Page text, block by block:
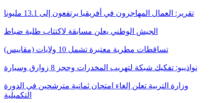
تقرير: العمال المهاجرون في أفريقيا يرتفعون إلى 13.1 مليونا
الجيش الوطني يعلن مسابقة لاكتتاب طلبة ضباط
تساقطات مطرية معتبرة تشمل 10 ولايات (مقاييس)
نواذيبو: تفكيك شبكة لتهريب المخدرات وحجز 8 زوارق وسيارة
وزارة التربية تعلن إلغاء امتحان ثمانية مترشحين في الدورة
التكميلية